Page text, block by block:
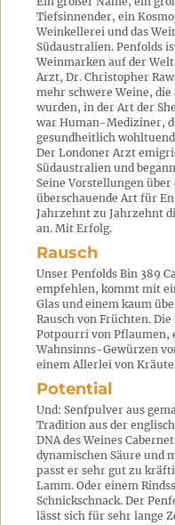
Tiefsinnender, ein
Weinkellerei und das
Südaustralien. Penfolds
Weinmarken auf der
Arzt, Dr. Christopher
mehr schwere Weine,
wurden, in der Art der
war Human-Mediziner,
gesundheitlich
Der Londoner Arzt
Südaustralien und
Seine Vorstellungen über
überschauende Art für
Jahrzehnt zu Jahrzehnt
an. Mit Erfolg.
Rausch
Unser Penfolds Bin 389
empfehlen, kommt mit
Glas und einem kaum
Rausch von Früchten.
Potpourri von Pflaumen,
Wahnsinns-Gewürzen
einem Allerlei von
Potential
Und: Senfpulver aus
Tradition aus der
DNA des Weines
dynamischen Säure und
passt er sehr gut zu
Lamm. Oder einem
Schnickschnack. Der
lässt sich für sehr lange